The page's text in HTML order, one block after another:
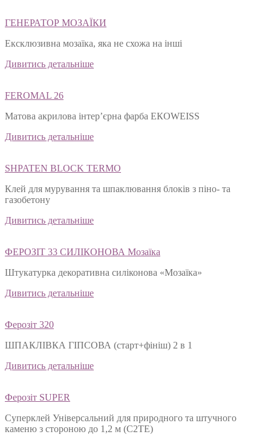
ГЕНЕРАТОР МОЗАЇКИ
Ексклюзивна мозаїка, яка не схожа на інші
Дивитись детальніше
FEROMAL 26
Матова акрилова інтер’єрна фарба ЕКОWEISS
Дивитись детальніше
SHPATEN BLOСK TERMO
Клей для мурування та шпаклювання блоків з піно- та
газобетону
Дивитись детальніше
ФЕРОЗІТ 33 СИЛІКОНОВА Мозаїка
Штукатурка декоративна силіконова «Мозаїка»
Дивитись детальніше
Ферозіт 320
ШПАКЛІВКА ГІПСОВА (старт+фініш) 2 в 1
Дивитись детальніше
Ферозіт SUPER
Суперклей Універсальний для природного та штучного
каменю з стороною до 1,2 м (C2TЕ)